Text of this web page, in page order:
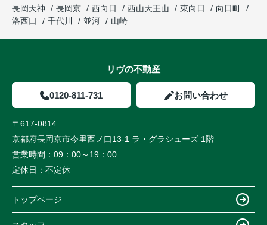
長岡天神
長岡京 西向日 西山天王山 東向日
向日町
洛西口
千代川 並河 山崎
リヴの不動産
0120-811-731 お問い合わせ
〒617-0814
京都府長岡京市今里西ノ口13-1 ラ・グラシューズ 1階
営業時間： 09：00～19：00
定休日： 不定休
トップページ